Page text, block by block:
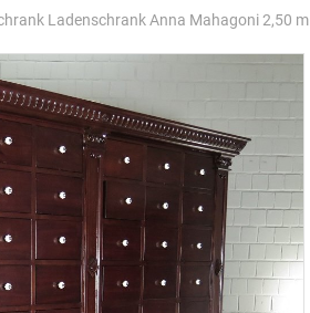
Ladenschrank Anna Mahagoni 2,50 m